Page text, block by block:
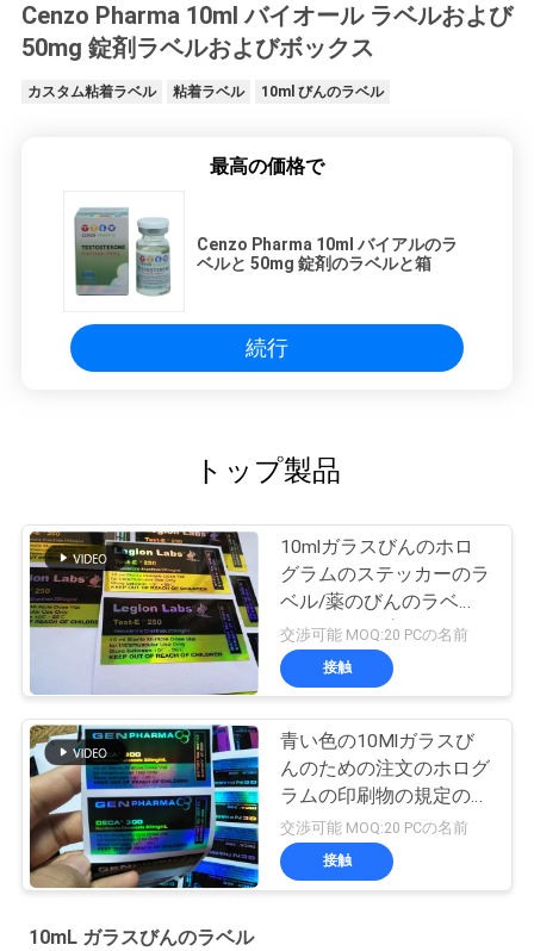
Cenzo Pharma 10ml バイオール ラベルおよび
50mg 錠剤ラベルおよびボックス
カスタム粘着ラベル 粘着ラベル 10ml びんのラベル
最高の価格で
Cenzo Pharma 10ml バイアルのラ
ベルと 50mg 錠剤のラベルと箱
続行
トップ製品
10mlガラスびんのホロ
グラムのステッカーのラ
ベル/薬のびんのラベル
のレーザープリンターに
よる印刷
交渉可能 MOQ:20 PCの名前
接触
青い色の10Mlガラスび
んのための注文のホログ
ラムの印刷物の規定のび
んのラベル
交渉可能 MOQ:20 PCの名前
接触
10mL ガラスびんのラベル